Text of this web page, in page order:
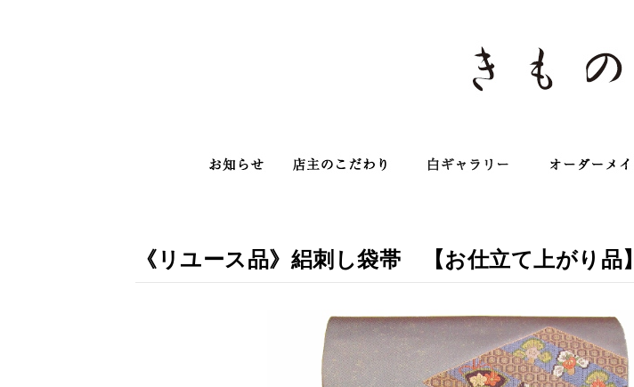
《リユース品》絽刺し袋帯 【お仕立て上がり品】